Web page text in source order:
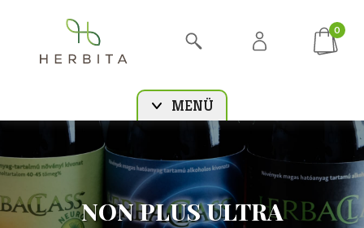
0
MENÜ
NON PLUS ULTRA